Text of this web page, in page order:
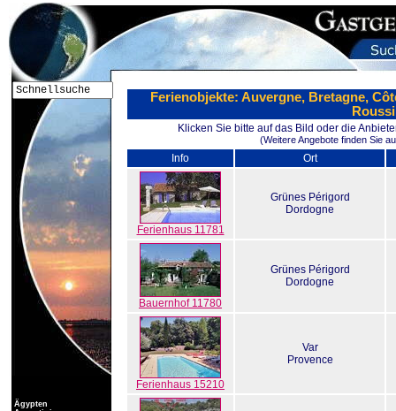
Ferienobjekte: Auvergne, Bretagne,
Klicken Sie bitte auf das Bild oder die
(Weitere Angebote finden Sie
Info Ort
Ferienhaus 11781
Grünes Périgord
Dordogne
Bauernhof 11780
Grünes Périgord
Dordogne
Ferienhaus 15210
Var
Provence
Ägypten